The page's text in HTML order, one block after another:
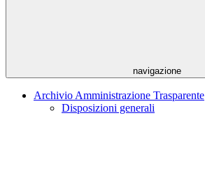
navigazione
Archivio Amministrazione Trasparente
Disposizioni generali